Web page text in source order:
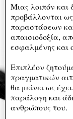
Μιας λοιπόν και
προβάλλονται ως
παραστάσεων
απαισιοδοξία,
εσφαλμένης και
Επιπλέον
πραγματικών
θα μείνει ως
παράλογη και
ανθρώπους του.